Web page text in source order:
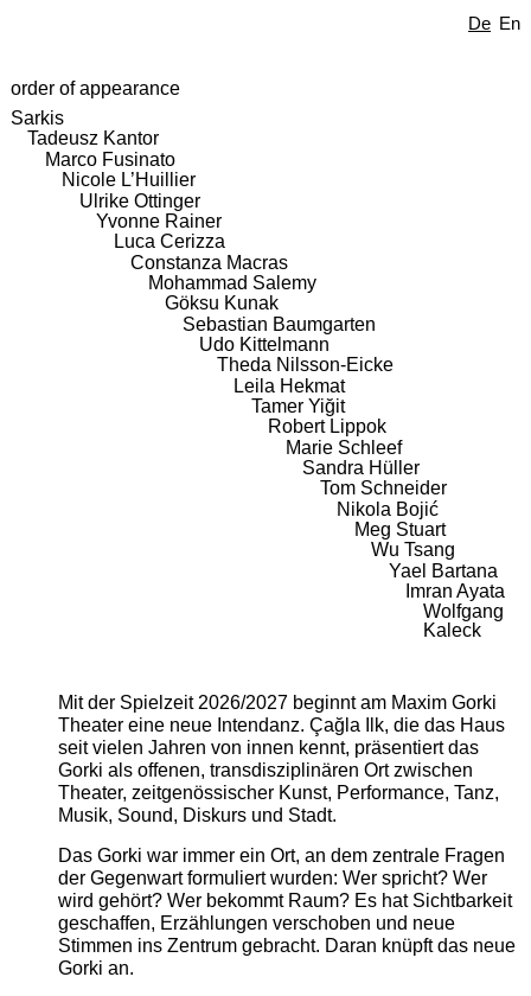
De En
order of appearance
Sarkis
Tadeusz Kantor
Marco Fusinato
Nicole L’Huillier
Ulrike Ottinger
Yvonne Rainer
Luca Cerizza
Constanza Macras
Mohammad Salemy
Göksu Kunak
Sebastian Baumgarten
Udo Kittelmann
Theda Nilsson-Eicke
Leila Hekmat
Tamer Yiğit
Robert Lippok
Marie Schleef
Sandra Hüller
Tom Schneider
Nikola Bojić
Meg Stuart
Wu Tsang
Yael Bartana
Imran Ayata
Wolfgang
Kaleck
Mit der Spielzeit 2026/2027 beginnt am Maxim Gorki
Theater eine neue Intendanz. Çağla Ilk, die das Haus
seit vielen Jahren von innen kennt, präsentiert das
Gorki als offenen, transdisziplinären Ort zwischen
Theater, zeitgenössischer Kunst, Performance, Tanz,
Musik, Sound, Diskurs und Stadt.
Das Gorki war immer ein Ort, an dem zentrale Fragen
der Gegenwart formuliert wurden: Wer spricht? Wer
wird gehört? Wer bekommt Raum? Es hat Sichtbarkeit
geschaffen, Erzählungen verschoben und neue
Stimmen ins Zentrum gebracht. Daran knüpft das neue
Gorki an.